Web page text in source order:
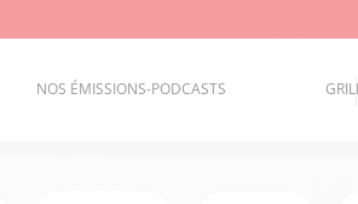
NOS ÉMISSIONS-PODCASTS